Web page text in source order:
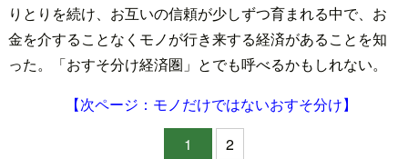
りとりを続け、お互いの信頼が少しずつ育まれる中で、お
金を介することなくモノが行き来する経済があることを知
った。「おすそ分け経済圏」とでも呼べるかもしれない。
【次ページ：モノだけではないおすそ分け】
1
2